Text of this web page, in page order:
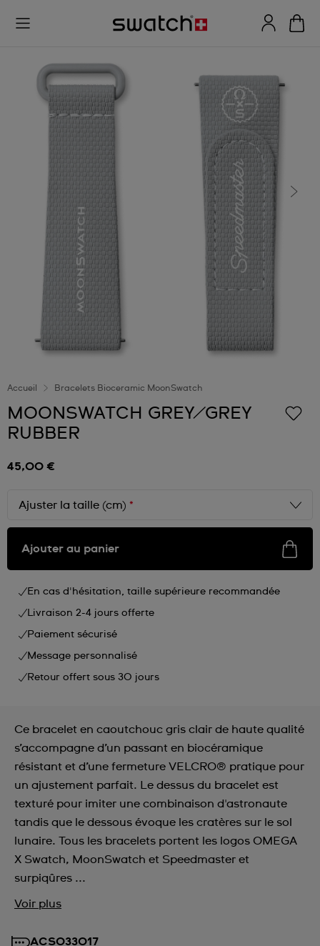
Accueil Bracelets Bioceramic MoonSwatch
MOONSWATCH GREY/GREY
RUBBER
45,00 €
Ajuster la taille (cm) *
Ajouter au panier
En cas d'hésitation, taille supérieure recommandée
Livraison 2-4 jours offerte
Paiement sécurisé
Message personnalisé
Retour offert sous 30 jours
Ce bracelet en caoutchouc gris clair de haute qualité
s’accompagne d’un passant en biocéramique
résistant et d’une fermeture VELCRO® pratique pour
un ajustement parfait. Le dessus du bracelet est
texturé pour imiter une combinaison d'astronaute
tandis que le dessous évoque les cratères sur le sol
lunaire. Tous les bracelets portent les logos OMEGA
X Swatch, MoonSwatch et Speedmaster et
surpiqûres ...
Voir plus
ACSO33017